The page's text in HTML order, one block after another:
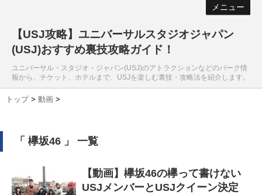
メニュー
【USJ攻略】ユニバーサルスタジオジャパン
(USJ)おすすめ裏技攻略ガイド！
ユニバーサル・スタジオ・ジャパン(USJ)のアトラクションなどのパーク情
報から、チケット、ホテルまで、USJを楽しむ裏技・攻略法を紹介します。
トップ > 動画 >
「 欅坂46 」 一覧
【動画】欅坂46の欅って書けない
USJメンバーとUSJクイーン決定